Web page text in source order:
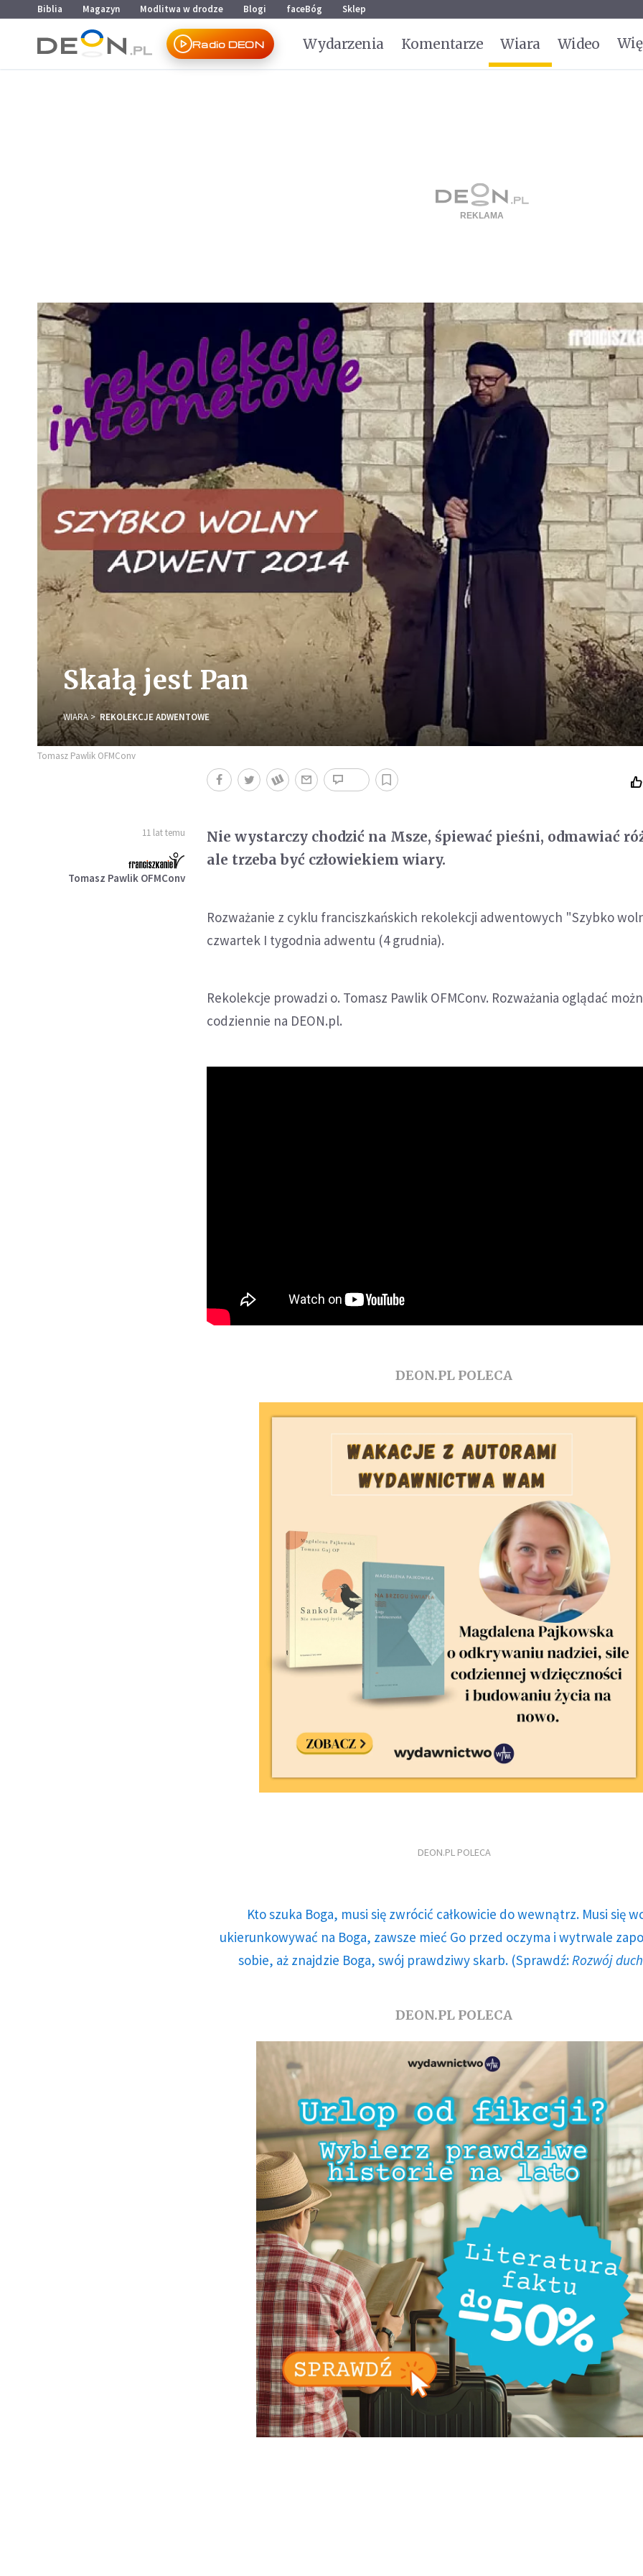
Przejdź do menu głównego
Przejdź do treści
Biblia Magazyn Modlitwa w drodze Blogi faceBóg Sklep
Radio DEON Wydarzenia Komentarze Wiara Wideo
Skałą jest Pan
WIARA REKOLEKCJE ADWENTOWE
Tomasz Pawlik OFMConv
11 lat temu
Tomasz Pawlik OFMConv
Nie wystarczy chodzić na Msze, śpiewać pieśni, odmawiać
ale trzeba być człowiekiem wiary.
Rozważanie z cyklu franciszkańskich rekolekcji adwentowych "Szybko
czwartek I tygodnia adwentu (4 grudnia).
Rekolekcje prowadzi o. Tomasz Pawlik OFMConv. Rozważania oglądać
codziennie na DEON.pl.
DEON.PL POLECA
DEON.PL POLECA
Kto szuka Boga, musi się zwrócić całkowicie do wewnątrz. Musi się
ukierunkowywać na Boga, zawsze mieć Go przed oczyma i wytrwale
sobie, aż znajdzie Boga, swój prawdziwy skarb. (Sprawdź: Rozwój
DEON.PL POLECA